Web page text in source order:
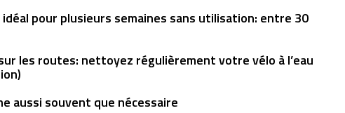
pour plusieurs semaines sans utilisation: entre 30
les routes: nettoyez régulièrement votre vélo à l’eau
aussi souvent que nécessaire